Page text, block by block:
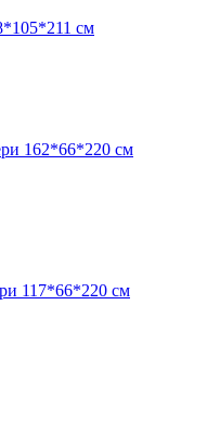
см
162*66*220 см
117*66*220 см